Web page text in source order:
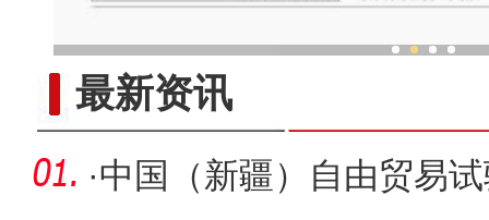
最新资讯
·中国（新疆）自由贸易